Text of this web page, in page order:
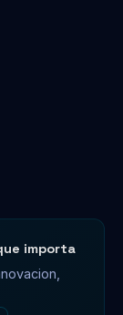
importa